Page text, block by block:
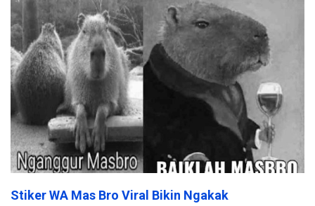
Stiker WA Mas Bro Viral Bikin Ngakak